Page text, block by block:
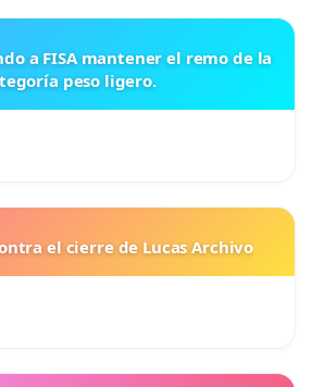
peso ligero.
el cierre de Lucas Archivo